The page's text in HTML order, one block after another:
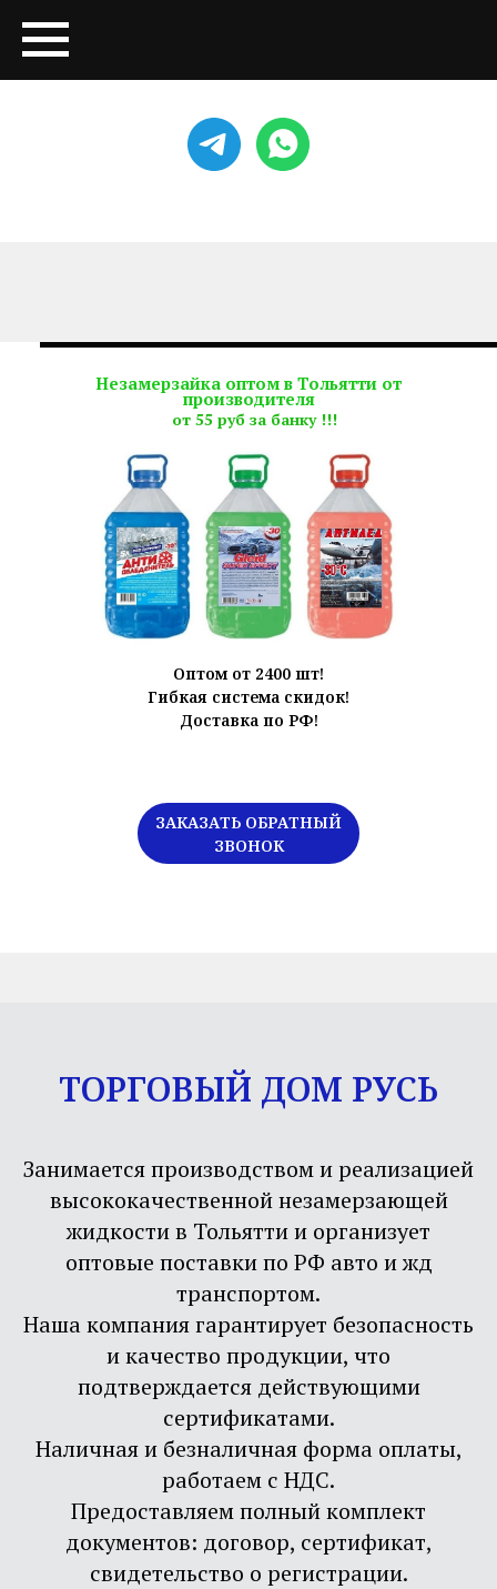
Незамерзайка оптом в Тольятти от
производителя
Оптом от 2400 шт!
Гибкая система скидок!
Доставка по РФ!
ЗАКАЗАТЬ ОБРАТНЫЙ
ЗВОНОК
от 55 руб за банку !!!
ТОРГОВЫЙ ДОМ РУСЬ
Занимается производством и реализацией
высококачественной незамерзающей
жидкости в Тольятти и организует
оптовые поставки по РФ авто и жд
транспортом.
Наша компания гарантирует безопасность
и качество продукции, что
подтверждается действующими
сертификатами.
Наличная и безналичная форма оплаты,
работаем с НДС.
Предоставляем полный комплект
документов: договор, сертификат,
свидетельство о регистрации.